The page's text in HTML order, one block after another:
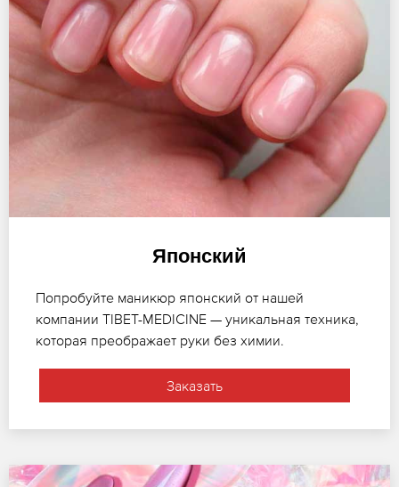
Японский
Попробуйте маникюр японский от нашей
компании TIBET-MEDICINE — уникальная техника,
которая преображает руки без химии.
Заказать